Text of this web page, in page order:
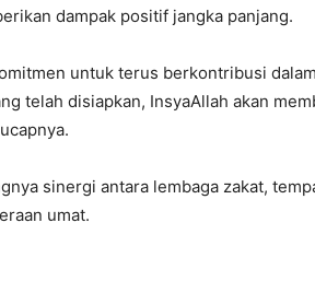
dampak positif jangka panjang.
untuk terus berkontribusi
telah disiapkan, InsyaAllah akan
sinergi antara lembaga zakat,
umat.